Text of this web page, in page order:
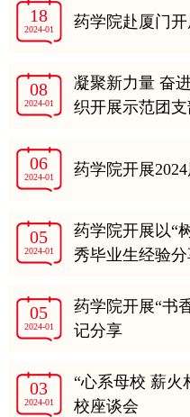
18
2024-01 药学院赴厦门
08
2024-01
凝聚新力量 奋
织开展示范团
06
2024-01 药学院开展
05
2024-01
药学院开展以“
秀毕业生经验分
05
2024-01
药学院开展“书
记分享
03
2024-01
“心系母校 薪
校座谈会